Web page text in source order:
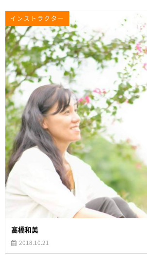
インストラクター
高橋和美
2018.10.21